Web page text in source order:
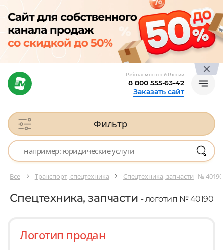
Работаем по всей России
8 800 555-63-42
Заказать сайт
Фильтр
Все Транспорт, спецтехника Спецтехника, запчасти № 40190
Спецтехника, запчасти - логотип № 40190
Логотип продан